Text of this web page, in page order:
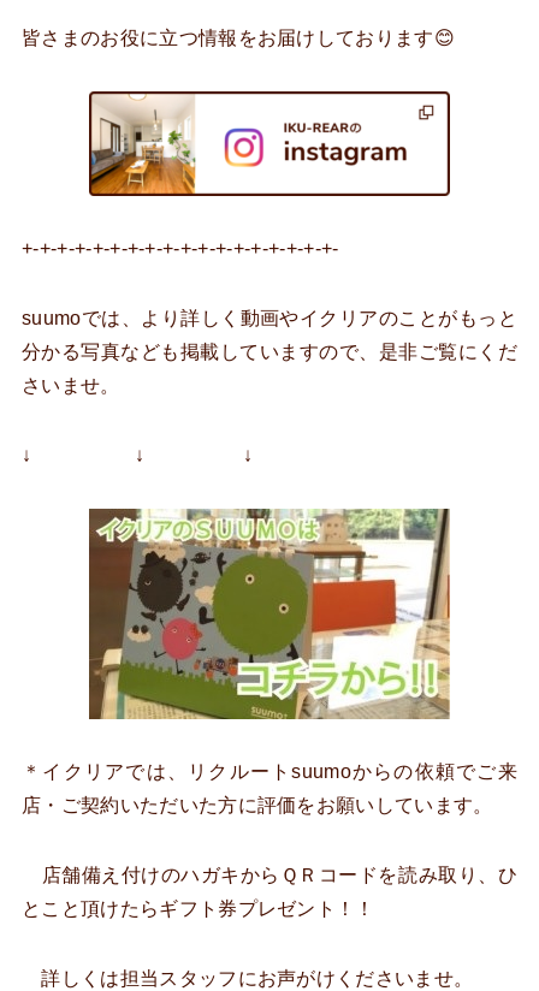
皆さまのお役に立つ情報をお届けしております😊
+-+-+-+-+-+-+-+-+-+-+-+-+-+-+-+-+-+-
suumoでは、より詳しく動画やイクリアのことがもっと
分かる写真なども掲載していますので、是非ご覧にくだ
さいませ。
↓ ↓ ↓
＊イクリアでは、リクルートsuumoからの依頼でご来
店・ご契約いただいた方に評価をお願いしています。
店舗備え付けのハガキからＱＲコードを読み取り、ひ
とこと頂けたらギフト券プレゼント！！
詳しくは担当スタッフにお声がけくださいませ。